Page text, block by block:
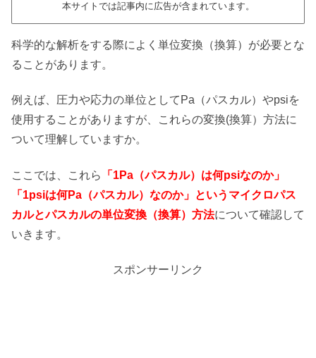
本サイトでは記事内に広告が含まれています。
科学的な解析をする際によく単位変換（換算）が必要とな
ることがあります。
例えば、圧力や応力の単位としてPa（パスカル）やpsiを
使用することがありますが、これらの変換(換算）方法に
ついて理解していますか。
ここでは、これら
「1Pa（パスカル）は何psiなのか」
「1psiは何Pa（パスカル）なのか」というマイクロパス
カルとパスカルの単位変換（換算）方法について確認して
いきます。
スポンサーリンク